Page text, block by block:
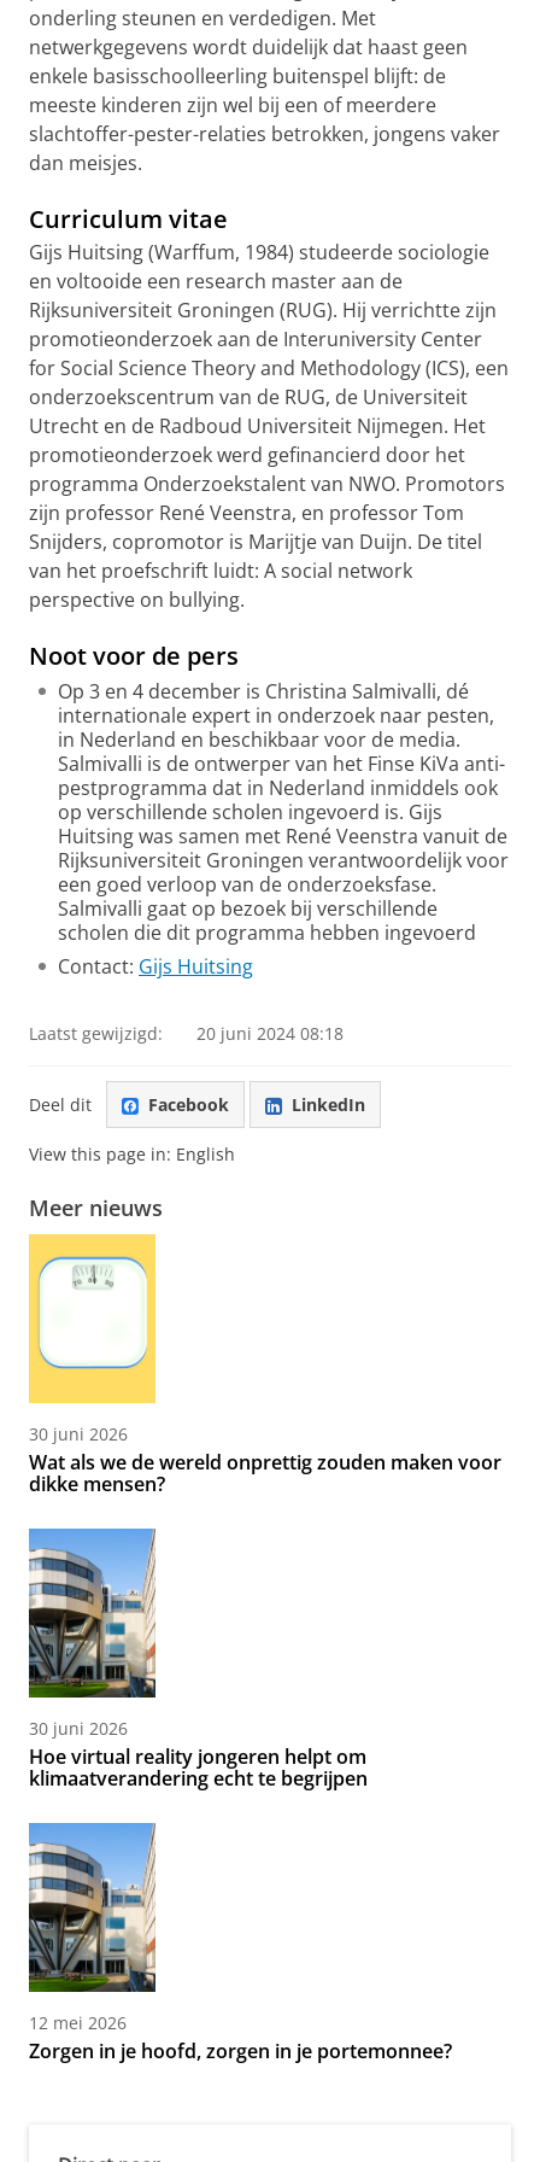
onderling steunen en verdedigen. Met
netwerkgegevens wordt duidelijk dat haast geen
enkele basisschoolleerling buitenspel blijft: de
meeste kinderen zijn wel bij een of meerdere
slachtoffer-pester-relaties betrokken, jongens vaker
dan meisjes.
Curriculum vitae
Gijs Huitsing (Warffum, 1984) studeerde sociologie
en voltooide een research master aan de
Rijksuniversiteit Groningen (RUG). Hij verrichtte zijn
promotieonderzoek aan de Interuniversity Center
for Social Science Theory and Methodology (ICS), een
onderzoekscentrum van de RUG, de Universiteit
Utrecht en de Radboud Universiteit Nijmegen. Het
promotieonderzoek werd gefinancierd door het
programma Onderzoekstalent van NWO. Promotors
zijn professor René Veenstra, en professor Tom
Snijders, copromotor is Marijtje van Duijn. De titel
van het proefschrift luidt: A social network
perspective on bullying.
Noot voor de pers
Op 3 en 4 december is Christina Salmivalli, dé
internationale expert in onderzoek naar pesten,
in Nederland en beschikbaar voor de media.
Salmivalli is de ontwerper van het Finse KiVa anti-
pestprogramma dat in Nederland inmiddels ook
op verschillende scholen ingevoerd is. Gijs
Huitsing was samen met René Veenstra vanuit de
Rijksuniversiteit Groningen verantwoordelijk voor
een goed verloop van de onderzoeksfase.
Salmivalli gaat op bezoek bij verschillende
scholen die dit programma hebben ingevoerd
Contact: Gijs Huitsing
Laatst gewijzigd: 20 juni 2024 08:18
Deel dit Facebook LinkedIn
View this page in: English
Meer nieuws
30 juni 2026
Wat als we de wereld onprettig zouden maken voor
dikke mensen?
30 juni 2026
Hoe virtual reality jongeren helpt om
klimaatverandering echt te begrijpen
12 mei 2026
Zorgen in je hoofd, zorgen in je portemonnee?